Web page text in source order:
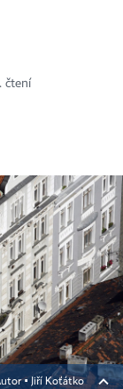
čtení
▪ Jiří Koťátko